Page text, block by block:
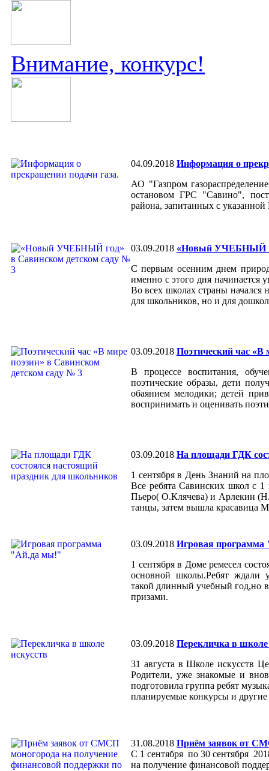
Внимание, конкурс!
04.09.2018 Информация о
АО "Газпром
остановом ГРС "Савино",
района, запитанных с указанной
03.09.2018 «Новый УЧЕБНЫЙ
С первым осенним днем
именно с этого дня начинается
Во всех школах страны начался
для школьников, но и для
03.09.2018 Поэтический час «В
В процессе воспитания,
поэтические образы, дети
обаянием мелодики; детей
воспринимать и оценивать
03.09.2018 На площади ГДК
1 сентября в День Знаний на
Все ребята Савинских школ с 1
Пьеро( О.Клячева) и Арлекин
танцы, затем вышла красавица
03.09.2018 Игровая
1 сентября в Доме ремесел
основной школы.Ребят ждали
такой длинный учебный год,но
призами.
03.09.2018 Перекличка в школе
31 августа в Школе искусств
Родители, уже знакомые и
подготовила группа ребят
планируемые конкурсы и
31.08.2018 Приём заявок от
C 1 сентября по 30 сентября
на получение финансовой